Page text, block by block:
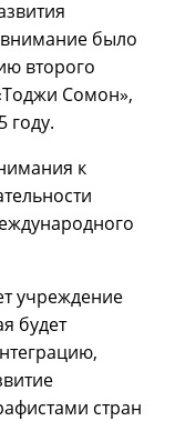
было
второго
Сомон»,
году.
к
учреждение
будет
стран